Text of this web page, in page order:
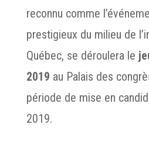
reconnu comme
prestigieux du milieu de
Québec, se déroulera le
2019 au Palais des
période de mise en
2019.